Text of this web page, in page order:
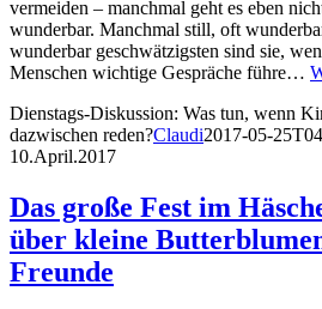
vermeiden – manchmal geht es eben
wunderbar. Manchmal still, oft
wunderbar geschwätzigsten sind sie,
Menschen wichtige Gespräche führe…
Dienstags-Diskussion: Was tun, wenn
dazwischen reden?Claudi2017-05-
10.April.2017
Das große Fest im
über kleine
Freunde